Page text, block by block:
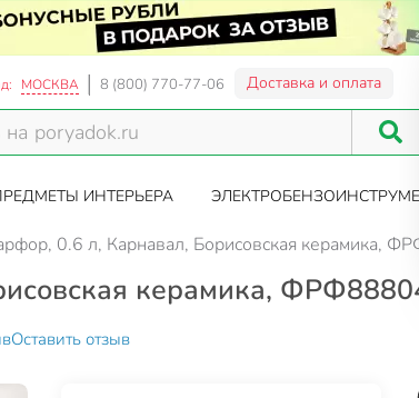
МОСКВА 8 (800) 770-77-06 Доставка и оплата
ИНТЕРЬЕРА
0.6 л, Карнавал, Борисовская керамика,
керамика,
Оставить отзыв